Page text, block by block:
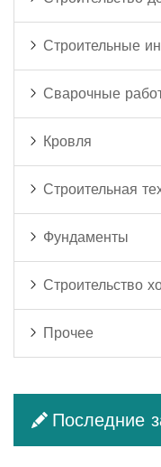
Строительные
Сварочные
Кровля
Строительная
Фундаменты
Строительство
Прочее
Последние